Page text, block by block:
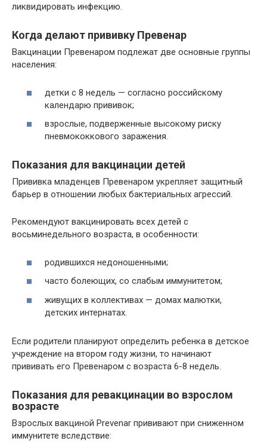
ликвидировать инфекцию.
Когда делают прививку Превенар
Вакцинации Превенаром подлежат две основные группы
населения:
детки с 8 недель — согласно российскому
календарю прививок;
взрослые, подверженные высокому риску
пневмококкового заражения.
Показания для вакцинации детей
Прививка младенцев Превенаром укрепляет защитный
барьер в отношении любых бактериальных агрессий.
Рекомендуют вакцинировать всех детей с
восьминедельного возраста, в особенности:
родившихся недоношенными;
часто болеющих, со слабым иммунитетом;
живущих в коллективах — домах малютки,
детских интернатах.
Если родители планируют определить ребенка в детское
учреждение на втором году жизни, то начинают
прививать его Превенаром с возраста 6-8 недель.
Показания для ревакцинации во взрослом
возрасте
Взрослых вакциной Prevenar прививают при сниженном
иммунитете вследствие: